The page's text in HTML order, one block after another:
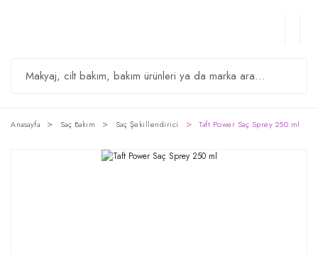
Anasayfa Saç Bakım Saç Şekillendirici Taft Power Saç Sprey 250 ml